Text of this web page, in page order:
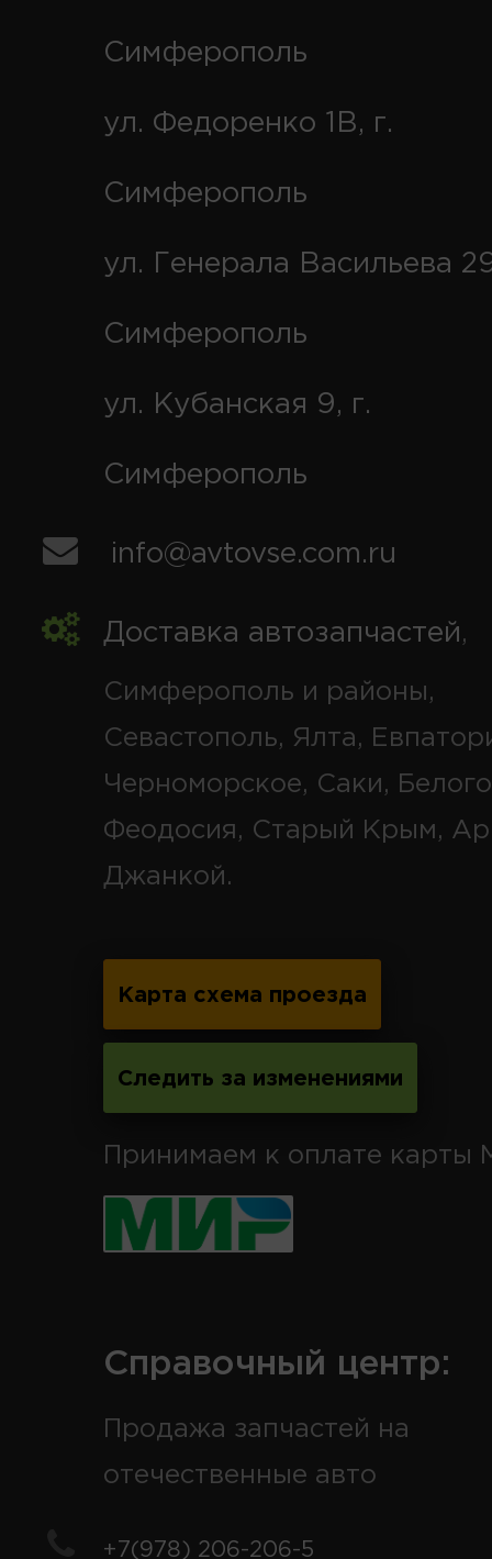
Симферополь
ул. Федоренко 1В, г.
Симферополь
ул. Генерала Васильева
Симферополь
ул. Кубанская 9, г.
Симферополь
info@avtovse.com.ru
Доставка автозапчастей,
Симферополь и районы,
Севастополь, Ялта,
Черноморское, Саки,
Феодосия, Старый Крым,
Джанкой.
Карта схема проезда
Следить за изменениями
Принимаем к оплате карты
Справочный центр:
Продажа запчастей на
отечественные авто
+7(978) 206-206-5